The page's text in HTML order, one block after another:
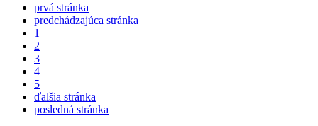
prvá stránka
predchádzajúca stránka
1
2
3
4
5
ďalšia stránka
posledná stránka